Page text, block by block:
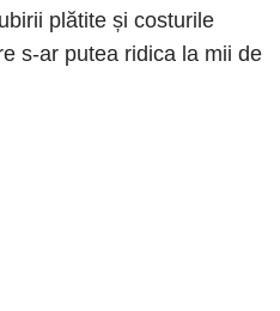
plătite și costurile
s-ar putea ridica la mii de